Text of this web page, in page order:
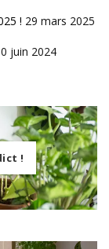
! 29 mars 2025
juin 2024
!